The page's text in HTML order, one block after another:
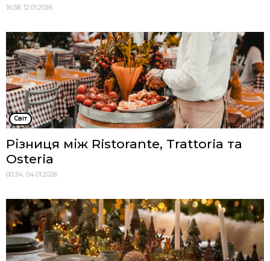
16:58, 12.01.2026
Cвіт
Різниця між Ristorante, Trattoria та
Osteria
00:34, 04.01.2026